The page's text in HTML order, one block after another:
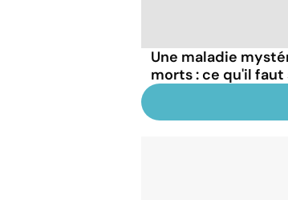
Une maladie
morts : ce qu'il faut